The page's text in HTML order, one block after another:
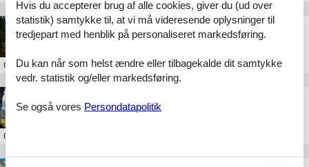
Skiferie i Dorfgastein
OmDorfgastein
Om
Hvis du accepterer brug af alle cookies, giver du (ud over
statistik) samtykke til, at vi må videresende oplysninger til
tredjepart med henblik på personaliseret markedsføring.
Du kan når som helst ændre eller tilbagekalde dit samtykke
vedr. statistik og/eller markedsføring.
Se også vores Persondatapolitik